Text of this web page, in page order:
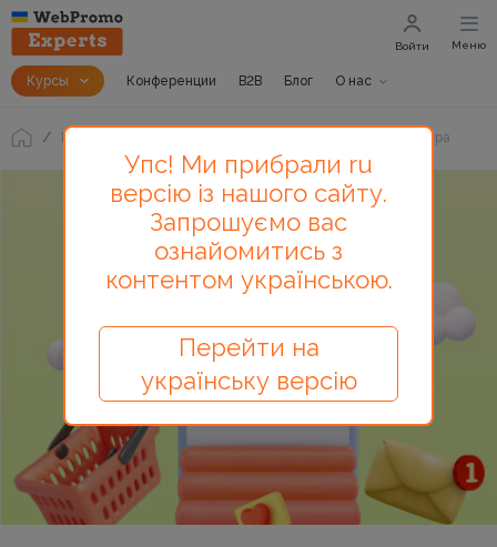
Курсы Конференции B2B Блог О нас
Войти Меню
Блог Как отстроиться от конкурентов: 3 ярких примера
Упс! Ми прибрали ru
версію із нашого сайту.
Запрошуємо вас
ознайомитись з
контентом українською.
Перейти на
українську версію